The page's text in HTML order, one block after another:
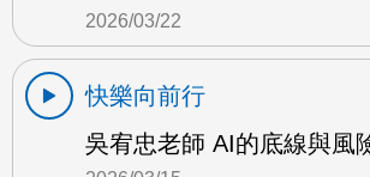
2026/03/22
快樂向前行
吳宥忠老師 AI的底線與風